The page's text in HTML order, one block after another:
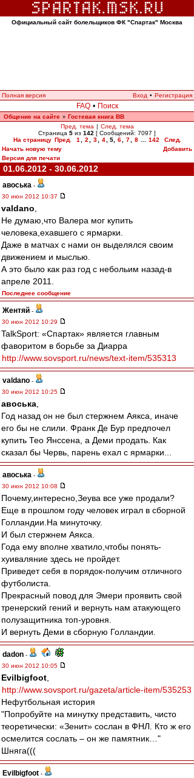
Официальный сайт болельщиков ФК "Спартак" Москва
Полная версия Вход • Регистрация
FAQ • Поиск
Общение на сайте » Гостевая книга ВВ
Пред. тема | След. тема
Страница 5 из 142 [ Сообщений: 7097 ]
На страницу Пред. 1 2 3 4 5, 6 7 8 142
След.
Начать новую тему
Добавить
Версия для печати
01.06.2012 - 30.06.2012
авоська -
30 июн 2012 10:37
valdano
Не думаю,что Валера мог купить
человека,ехавшего с ярмарки.
Даже в матчах с нами он выделялся своим
движением и мыслью.
А это было как раз год c небольим назад-в
апреле 2011.
Последнее сообщение
Жентяй -
30 июн 2012 10:29
TalkSport: «Спартак» является главным
фаворитом в борьбе за Диарра
http://www.sovsport.ru/news/text-item/535313
valdano -
30 июн 2012 10:25
авоська
Год назад он не был стержнем Аякса, иначе
его бы не слили. Франк Де Бур предпочел
купить Тео Янссена, а Деми продать. Как
сказал бы Червь, парень ехал с ярмарки...
авоська -
30 июн 2012 10:08
Почему,интересно,Зеува все уже продали?
Еще в прошлом году человек играл в сборной
Голландии.На минуточку.
И был стержнем Аякса.
Года ему вполне хватило,чтобы понять-
хуиваляние здесь не пройдет.
Приведет себя в порядок-получим отличного
футболиста.
Прекрасный повод для Эмери проявить свой
тренерский гений и вернуть нам атакующего
полузащитника топ-уровня.
И вернуть Деми в сборную Голландии.
dadon -
30 июн 2012 10:05
Evilbigfoot
http://www.sovsport.ru/gazeta/article-item/535253
Нефутбольная история
"Попробуйте на минутку представить, чисто
теоретически: «Зенит» сослан в ФНЛ. Кто ж его
осмелится сослать – он же памятник…"
Шняга(((
Evilbigfoot -